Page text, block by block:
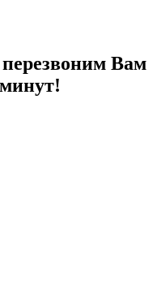
Вам